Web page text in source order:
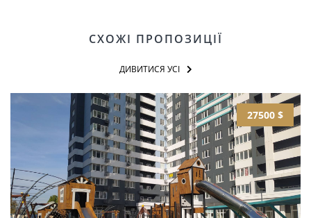
СХОЖІ ПРОПОЗИЦІЇ
ДИВИТИСЯ УСІ
27500 $